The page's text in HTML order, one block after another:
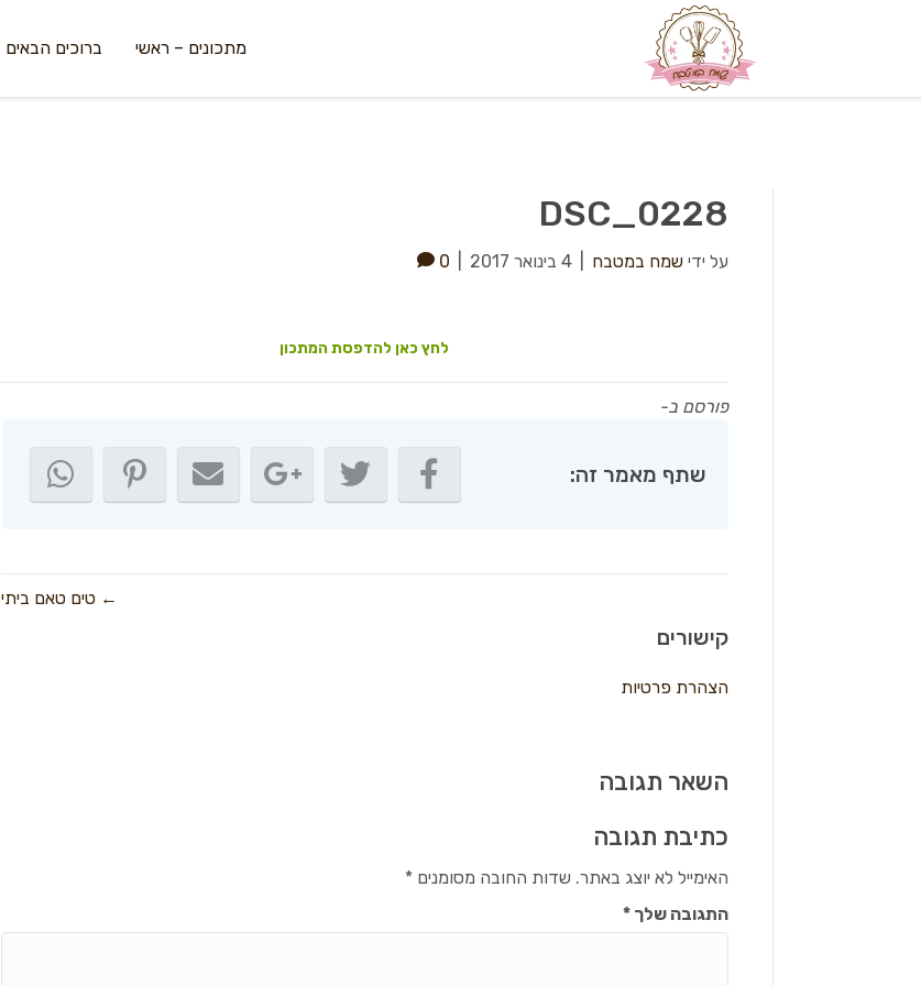
מתכונים – ראשי ברוכים הבאים
DSC_0228
על ידי שמח במטבח 4 בינואר 2017 0
לחץ כאן להדפסת המתכון
פורסם ב-
שתף מאמר זה:
← טים טאם ביתי
קישורים
הצהרת פרטיות
השאר תגובה
כתיבת תגובה
האימייל לא יוצג באתר. שדות החובה מסומנים*
התגובה שלך*